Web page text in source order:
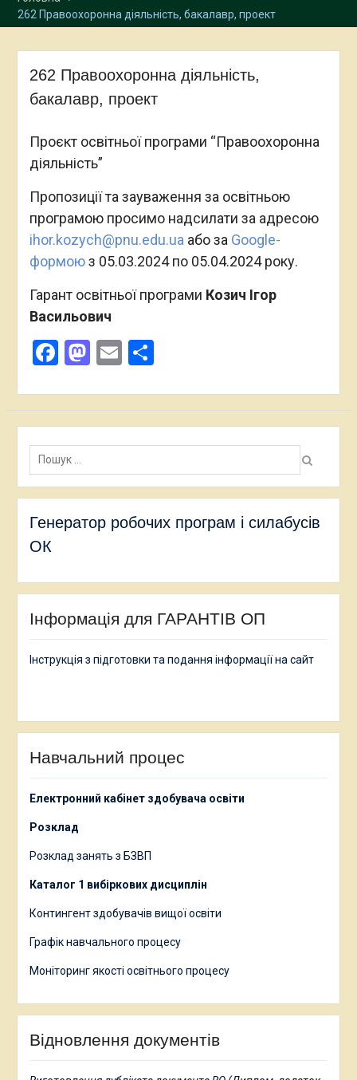
Прикарпатському
національному
25 жовтня 2023 року
Відкрита зустріч з
“Міжнародні економічні
відносини”
262 Правоохоронна діяльність, бакалавр, проект
262 Правоохоронна діяльність,
бакалавр, проект
Проєкт освітньої програми “Правоохоронна
діяльність”
Пропозиції та зауваження за освітньою
програмою просимо надсилати за адресою
ihor.kozych@pnu.edu.ua або за Google-
формоюз 05.03.2024 по 05.04.2024 року.
Гарант освітньої програми Козич Ігор
Васильович
Facebook
Mastodon
EmailПоділитися
Пошук:
Генератор робочих програм і силабусів
ОК
Інформація для ГАРАНТІВ ОП
Інструкція з підготовки та подання інформації на сайт
Навчальний процес
Електронний кабінет здобувача освіти
Розклад
Розклад занять з БЗВП
Каталог 1 вибіркових дисциплін
Контингент здобувачів вищої освіти
Графік навчального процесу
Моніторинг якості освітнього процесу
Відновлення документів